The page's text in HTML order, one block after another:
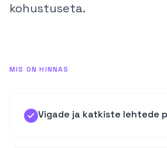
kohustuseta.
MIS ON HINNAS
Vigade ja katkiste lehtede